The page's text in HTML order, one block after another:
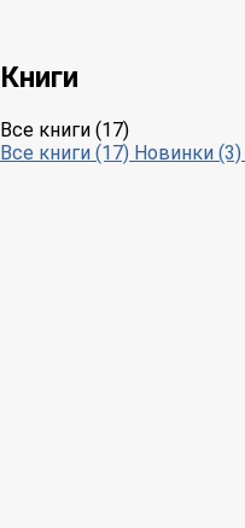
Книги
Все книги (17)
Все книги (17) Новинки (3)